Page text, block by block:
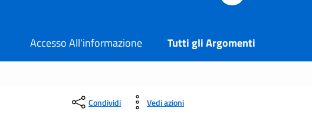
Accesso All'informazione Tutti gli Argomenti
Condividi Vedi azioni